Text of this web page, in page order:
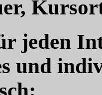
jeden
und